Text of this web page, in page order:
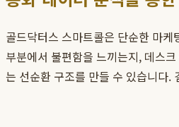
골드닥터스 스마트콜은 단순한 마
부분에서 불편함을 느끼는지, 데스
는 선순환 구조를 만들 수 있습니다.